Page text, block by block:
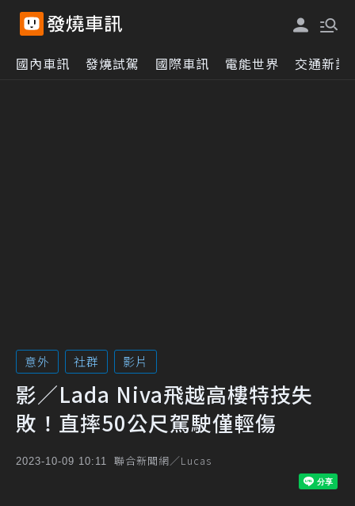
國內車訊 發燒試駕 國際車訊 電能世界 交通新訊
意外 社群 影片
影／Lada Niva飛越高樓特技失
敗！直摔50公尺駕駛僅輕傷
2023-10-09 10:11 聯合新聞網／Lucas